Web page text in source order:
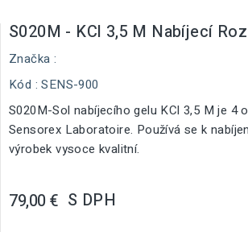
S020M - KCl 3,5 M Nabíjecí
Značka :
Kód : SENS-900
S020M-Sol nabíjecího gelu KCl 3,5 M je 4
Sensorex Laboratoire. Používá se k
výrobek vysoce kvalitní.
79,00 € S DPH